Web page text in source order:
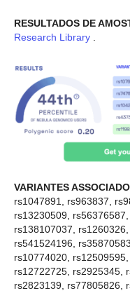
RESULTADOS DE
Research Library .
VARIANTES
rs1047891, rs963837,
rs13230509,
rs138107037,
rs541524196,
rs10774020,
rs12722725, rs2925345,
rs2823139, rs77805826,